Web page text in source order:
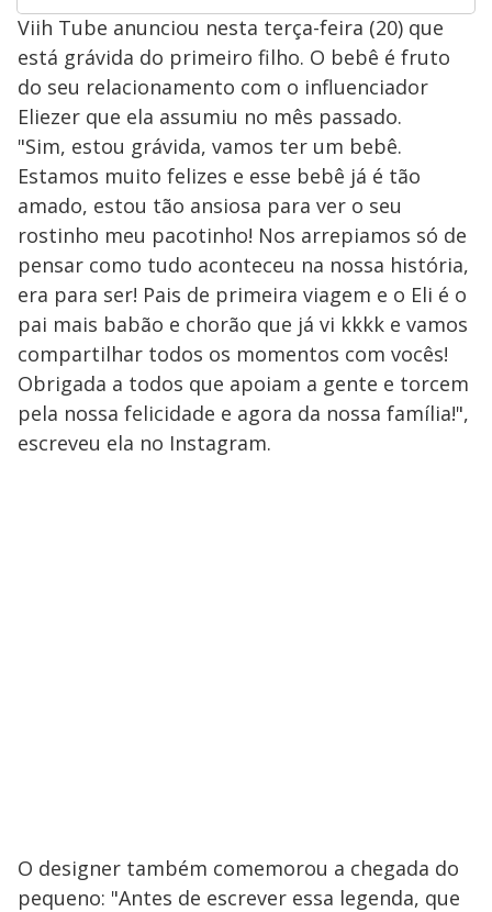
Viih Tube anunciou nesta terça-feira (20) que
está grávida do primeiro filho. O bebê é fruto
do seu relacionamento com o influenciador
Eliezer que ela assumiu no mês passado.
"Sim, estou grávida, vamos ter um bebê.
Estamos muito felizes e esse bebê já é tão
amado, estou tão ansiosa para ver o seu
rostinho meu pacotinho! Nos arrepiamos só de
pensar como tudo aconteceu na nossa história,
era para ser! Pais de primeira viagem e o Eli é o
pai mais babão e chorão que já vi kkkk e vamos
compartilhar todos os momentos com vocês!
Obrigada a todos que apoiam a gente e torcem
pela nossa felicidade e agora da nossa família!",
escreveu ela no Instagram.
O designer também comemorou a chegada do
pequeno: "Antes de escrever essa legenda, que